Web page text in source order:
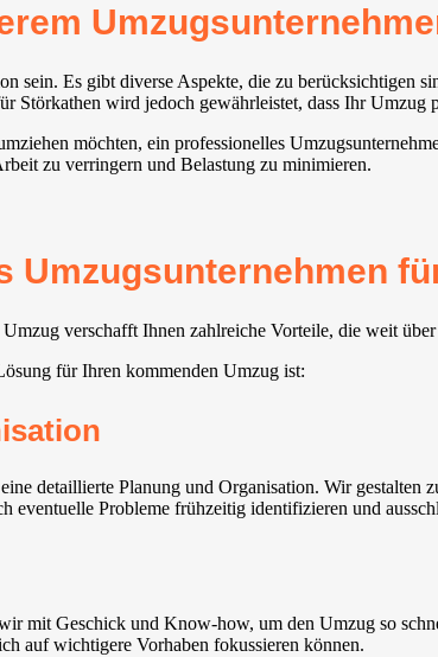
sein. Es gibt diverse Aspekte, die zu berücksichtigen
Störkathen wird jedoch gewährleistet, dass Ihr Umzug
möchten, ein professionelles
zu verringern und Belastung zu minimieren.
Umzugsunternehmen
verschafft Ihnen zahlreiche Vorteile, die weit
für Ihren kommenden Umzug ist:
detaillierte Planung und Organisation. Wir
eventuelle Probleme frühzeitig identifizieren und
mit Geschick und Know-how, um den Umzug so
auf wichtigere Vorhaben fokussieren können.